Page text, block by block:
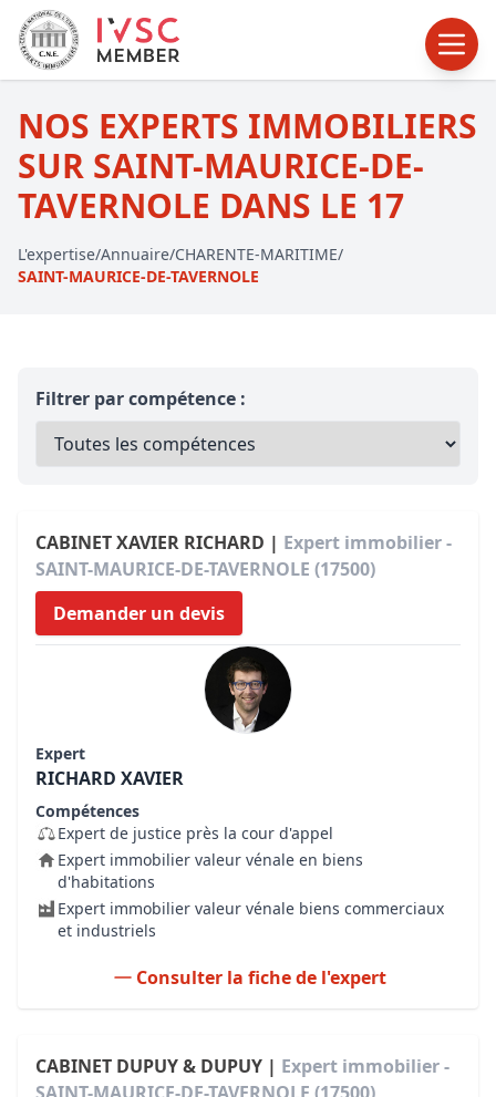
NOS EXPERTS IMMOBILIERS
SUR SAINT-MAURICE-DE-
TAVERNOLE DANS LE 17
L'expertise/Annuaire/CHARENTE-MARITIME/
SAINT-MAURICE-DE-TAVERNOLE
Filtrer par compétence :
CABINET XAVIER RICHARD | Expert immobilier -
SAINT-MAURICE-DE-TAVERNOLE (17500)
Demander un devis
Expert
RICHARD XAVIER
Compétences
Expert de justice près la cour d'appel
Expert immobilier valeur vénale en biens
d'habitations
Expert immobilier valeur vénale biens commerciaux
et industriels
Consulter la fiche de l'expert
CABINET DUPUY & DUPUY | Expert immobilier -